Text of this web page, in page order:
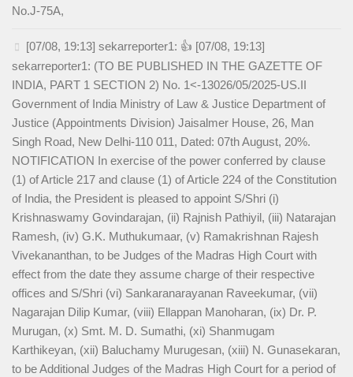
No.J-75A,
[07/08, 19:13] sekarreporter1: 👍 [07/08, 19:13]
sekarreporter1: (TO BE PUBLISHED IN THE GAZETTE OF
INDIA, PART 1 SECTION 2) No. 1<-13026/05/2025-US.II
Government of India Ministry of Law & Justice Department of
Justice (Appointments Division) Jaisalmer House, 26, Man
Singh Road, New Delhi-110 011, Dated: 07th August, 20%.
NOTIFICATION In exercise of the power conferred by clause
(1) of Article 217 and clause (1) of Article 224 of the Constitution
of India, the President is pleased to appoint S/Shri (i)
Krishnaswamy Govindarajan, (ii) Rajnish Pathiyil, (iii) Natarajan
Ramesh, (iv) G.K. Muthukumaar, (v) Ramakrishnan Rajesh
Vivekananthan, to be Judges of the Madras High Court with
effect from the date they assume charge of their respective
offices and S/Shri (vi) Sankaranarayanan Raveekumar, (vii)
Nagarajan Dilip Kumar, (viii) Ellappan Manoharan, (ix) Dr. P.
Murugan, (x) Smt. M. D. Sumathi, (xi) Shanmugam
Karthikeyan, (xii) Baluchamy Murugesan, (xiii) N. Gunasekaran,
to be Additional Judges of the Madras High Court for a period of